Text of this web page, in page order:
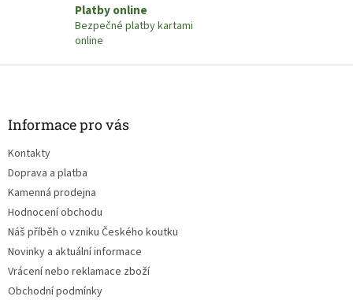
Platby online
Bezpečné platby kartami
online
Z
Informace pro vás
Kontakty
Doprava a platba
Kamenná prodejna
Hodnocení obchodu
Náš příběh o vzniku Českého koutku
Novinky a aktuální informace
Vrácení nebo reklamace zboží
Obchodní podmínky